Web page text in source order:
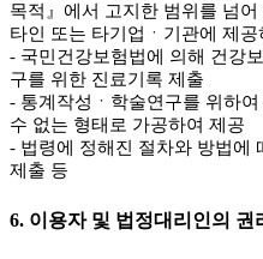
목적』에서 고지한 범위를 넘
타인 또는 타기업ㆍ기관에 제
- 국민건강보험법에 의해 건강
구를 위한 진료기록 제출
- 통계작성ㆍ학술연구를 위하
수 없는 형태로 가공하여 제공
- 법령에 정해진 절차와 방법에
제출 등
6. 이용자 및 법정대리인의 권